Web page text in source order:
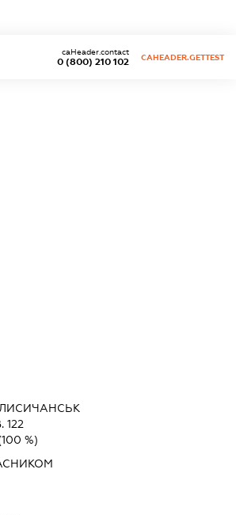
0 (800) 210 102
caHeader.contact
CAHEADER.GETTEST
%)